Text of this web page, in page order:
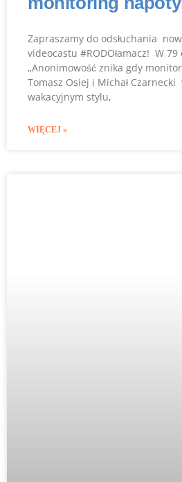
Zapraszamy do odsłuchania
videocastu #RODOłamacz! W
„Anonimowość znika gdy
Tomasz Osiej i Michał Czarnecki
wakacyjnym stylu,
WIĘCEJ »